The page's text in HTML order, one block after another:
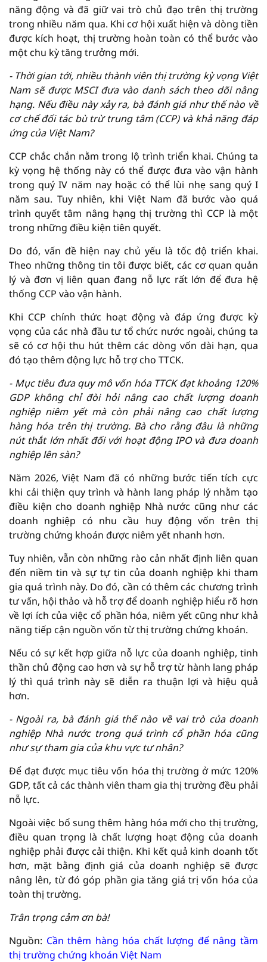
năng động và đã giữ vai trò chủ đạo trên thị trường
trong nhiều năm qua. Khi cơ hội xuất hiện và dòng tiền
được kích hoạt, thị trường hoàn toàn có thể bước vào
một chu kỳ tăng trưởng mới.
- Thời gian tới, nhiều thành viên thị trường kỳ vọng Việt
Nam sẽ được MSCI đưa vào danh sách theo dõi nâng
hạng. Nếu điều này xảy ra, bà đánh giá như thế nào về
cơ chế đối tác bù trừ trung tâm(CCP)và khả năng đáp
ứng của Việt Nam?
CCP chắc chắn nằm trong lộ trình triển khai. Chúng ta
kỳ vọng hệ thống này có thể được đưa vào vận hành
trong quý IV năm nay hoặc có thể lùi nhẹ sang quý I
năm sau. Tuy nhiên, khi Việt Nam đã bước vào quá
trình quyết tâm nâng hạng thị trường thì CCP là một
trong những điều kiện tiên quyết.
Do đó, vấn đề hiện nay chủ yếu là tốc độ triển khai.
Theo những thông tin tôi được biết, các cơ quan quản
lý và đơn vị liên quan đang nỗ lực rất lớn để đưa hệ
thống CCP vào vận hành.
Khi CCP chính thức hoạt động và đáp ứng được kỳ
vọng của các nhà đầu tư tổ chức nước ngoài, chúng ta
sẽ có cơ hội thu hút thêm các dòng vốn dài hạn, qua
đó tạo thêm động lực hỗ trợ cho TTCK.
- Mục tiêu đưa quy mô vốn hóa TTCK đạt khoảng 120%
GDP không chỉ đòi hỏi nâng cao chất lượng doanh
nghiệp niêm yết mà còn phải nâng cao chất lượng
hàng hóa trên thị trường. Bàcho rằngđâu là những
nút thắt lớn nhất đối với hoạt động IPO và đưa doanh
nghiệp lên sàn?
Năm 2026, Việt Nam đã có những bước tiến tích cực
khi cải thiện quy trình và hành lang pháp lý nhằm tạo
điều kiện cho doanh nghiệp Nhà nước cũng như các
doanh nghiệp có nhu cầu huy động vốn trên thị
trường chứng khoán được niêm yết nhanh hơn.
Tuy nhiên, vẫn còn những rào cản nhất định liên quan
đến niềm tin và sự tự tin của doanh nghiệp khi tham
gia quá trình này. Do đó, cần có thêm các chương trình
tư vấn, hội thảo và hỗ trợ để doanh nghiệp hiểu rõ hơn
về lợi ích của việc cổ phần hóa, niêm yết cũng như khả
năng tiếp cận nguồn vốn từ thị trường chứng khoán.
Nếu có sự kết hợp giữa nỗ lực của doanh nghiệp, tinh
thần chủ động cao hơn và sự hỗ trợ từ hành lang pháp
lý thì quá trình này sẽ diễn ra thuận lợi và hiệu quả
hơn.
- Ngoài ra, bà đánh giá thế nào về vai trò của doanh
nghiệp Nhà nước trong quá trình cổ phần hóa cũng
như sự tham gia của khu vực tư nhân?
Để đạt được mục tiêu vốn hóa thị trường ở mức 120%
GDP, tất cả các thành viên tham gia thị trường đều phải
nỗ lực.
Ngoài việc bổ sung thêm hàng hóa mới cho thị trường,
điều quan trọng là chất lượng hoạt động của doanh
nghiệp phải được cải thiện. Khi kết quả kinh doanh tốt
hơn, mặt bằng định giá của doanh nghiệp sẽ được
nâng lên, từ đó góp phần gia tăng giá trị vốn hóa của
toàn thị trường.
Trân trọng cảm ơn bà!
Nguồn: Cần thêm hàng hóa chất lượng để nâng tầm
thị trường chứng khoán Việt Nam